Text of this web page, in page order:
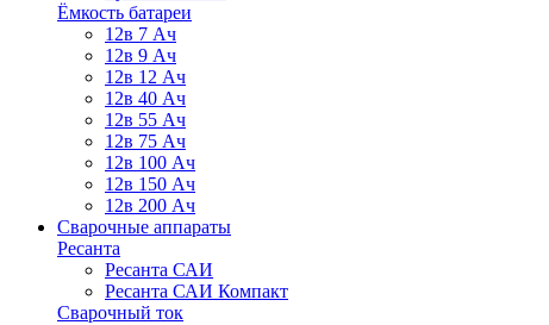
Ёмкость батареи
12в 7 Ач
12в 9 Ач
12в 12 Ач
12в 40 Ач
12в 55 Ач
12в 75 Ач
12в 100 Ач
12в 150 Ач
12в 200 Ач
Сварочные аппараты
Ресанта
Ресанта САИ
Ресанта САИ Компакт
Сварочный ток